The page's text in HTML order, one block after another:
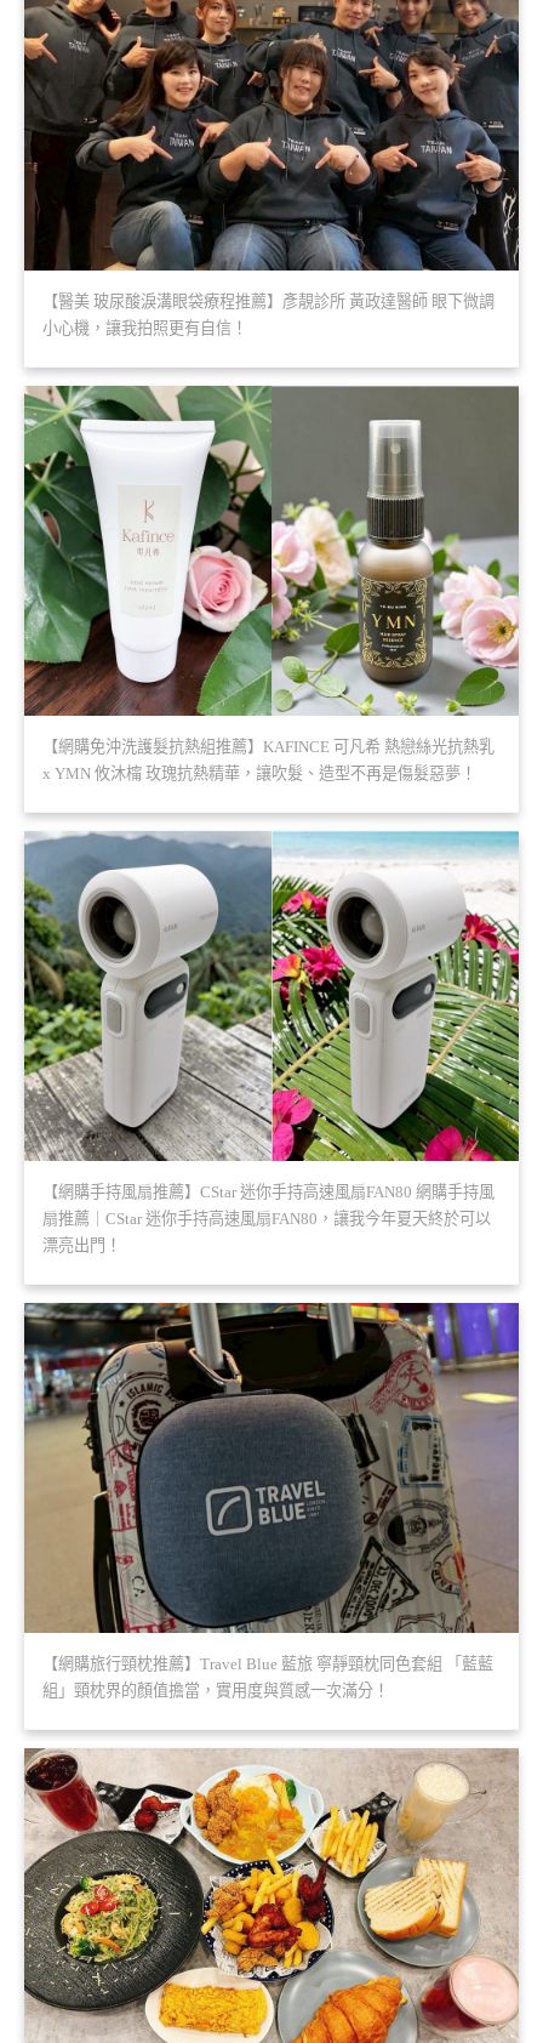
【醫美 玻尿酸淚溝眼袋療程推薦】彥靚診所 黃政達醫師 眼下微調
小心機，讓我拍照更有自信！
【網購免沖洗護髮抗熱組推薦】KAFINCE 可凡希 熱戀絲光抗熱乳
x YMN 攸沐橣 玫瑰抗熱精華，讓吹髮、造型不再是傷髮惡夢！
【網購手持風扇推薦】CStar 迷你手持高速風扇FAN80 網購手持風
扇推薦｜CStar 迷你手持高速風扇FAN80，讓我今年夏天終於可以
漂亮出門！
【網購旅行頸枕推薦】Travel Blue 藍旅 寧靜頸枕同色套組 「藍藍
組」頸枕界的顏值擔當，實用度與質感一次滿分！